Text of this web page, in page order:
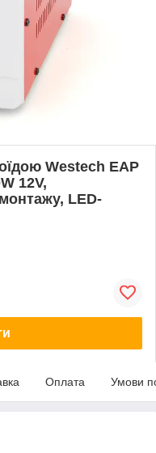
Westech EAP
12V,
LED-
Оплата Умови